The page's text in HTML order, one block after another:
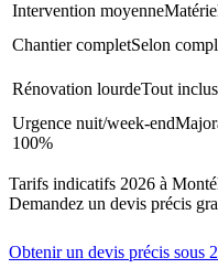
Intervention moyenne
Chantier completSelon
Rénovation lourdeTout inclus
Urgence nuit/week-end
100%
Tarifs indicatifs 2026 à
Demandez un devis précis
Obtenir un devis précis sous